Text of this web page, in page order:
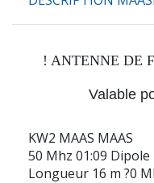
! ANTENNE DE
Valable
KW2 MAAS MAAS
50 Mhz 01:09
Longueur 16 m ?0